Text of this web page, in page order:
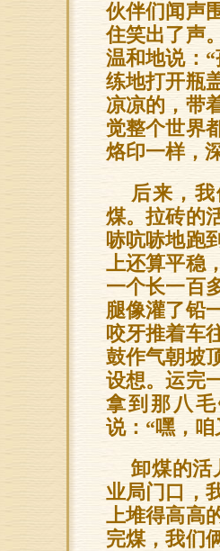
伙伴们闻声
住笑出了声
温和地说：
练地打开瓶
凉凉的，带
觉整个世界
烙印一样，
后来，
煤。拉砖的
哧吭哧地跑
上还算平稳
一个长一百
腿像灌了铅
咬牙推着车
鼓作气朝坡
设想。运完
拿到那八
说：“嘿，
卸煤的活
业局门口，
上堆得高高
完煤，我们